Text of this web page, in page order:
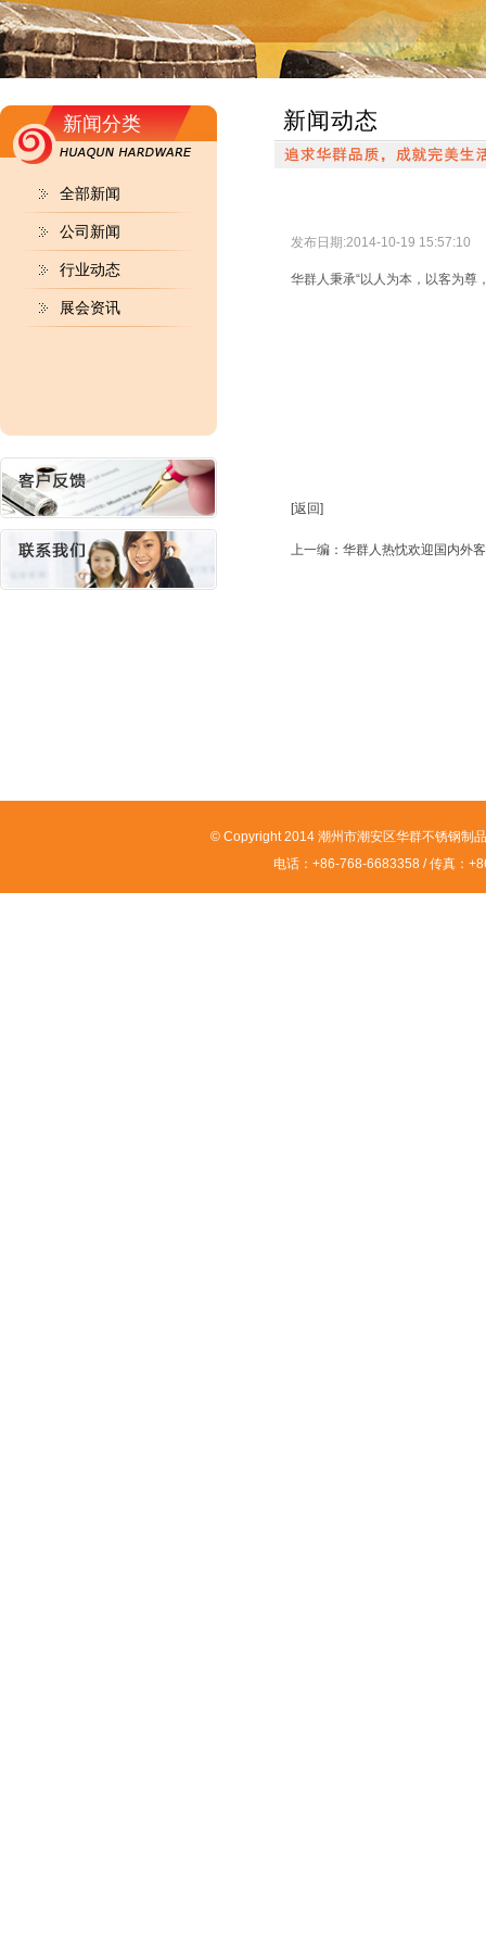
新闻分类
全部新闻
公司新闻
行业动态
展会资讯
新闻动态
发布日期:2014-10-19 15:57:10
华群人秉承“以人为本，以客为尊
[返回]
上一编：华群人热忱欢迎国内外
© Copyright 2014 潮州市潮安区华群不锈钢制
电话：+86-768-6683358 / 传真：